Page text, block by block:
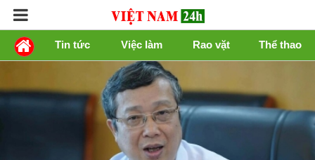
Tin tức Việc làm Rao vặt Thể thao